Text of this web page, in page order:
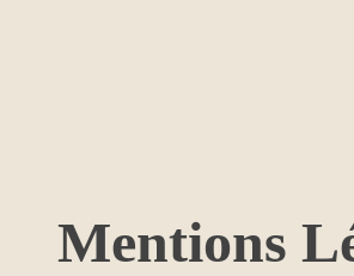
Mentions